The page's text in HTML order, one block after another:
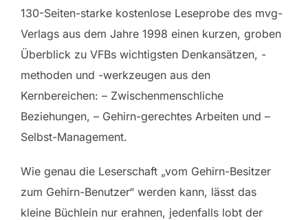
130-Seiten-starke kostenlose Leseprobe des mvg-
Verlags aus dem Jahre 1998 einen kurzen, groben
Überblick zu VFBs wichtigsten Denkansätzen, -
methoden und -werkzeugen aus den
Kernbereichen: – Zwischenmenschliche
Beziehungen, – Gehirn-gerechtes Arbeiten und –
Selbst-Management.
Wie genau die Leserschaft „vom Gehirn-Besitzer
zum Gehirn-Benutzer“ werden kann, lässt das
kleine Büchlein nur erahnen, jedenfalls lobt der